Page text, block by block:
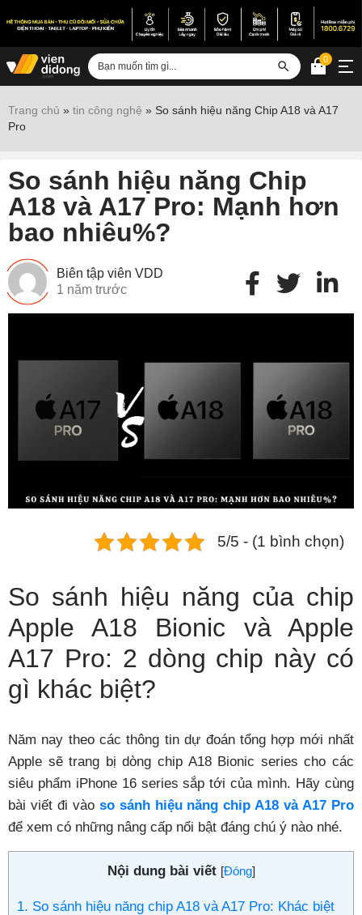
Sửa iPhone
Sửa Vertu
Sửa iPad
Sửa Macbook
Sửa Laptop
17 cửa hàng
(Giờ làm việc: 08h00 - 21h00)
0
Trang chủ » tin công nghệ » So sánh hiệu năng Chip A18 và A17
Pro
So sánh hiệu năng Chip
A18 và A17 Pro: Mạnh hơn
bao nhiêu%?
Biên tập viên VDD
1 năm trước
5/5 - (1 bình chọn)
So sánh hiệu năng của chip
Apple A18 Bionic và Apple
A17 Pro: 2 dòng chip này có
gì khác biệt?
Năm nay theo các thông tin dự đoán tổng hợp mới nhất
Apple sẽ trang bị dòng chip A18 Bionic series cho các
siêu phẩm iPhone 16 series sắp tới của mình. Hãy cùng
bài viết đi vào so sánh hiệu năng chip A18 và A17 Pro
để xem có những nâng cấp nổi bật đáng chú ý nào nhé.
Nội dung bài viết [Đóng]
1. So sánh hiệu năng chip A18 và A17 Pro: Khác biệt